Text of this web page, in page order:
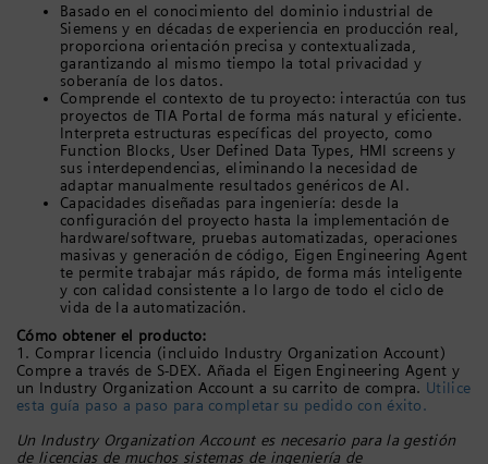
Basado en el conocimiento del dominio industrial de
Siemens y en décadas de experiencia en producción real,
proporciona orientación precisa y contextualizada,
garantizando al mismo tiempo la total privacidad y
soberanía de los datos.
Comprende el contexto de tu proyecto: interactúa con tus
proyectos de TIA Portal de forma más natural y eficiente.
Interpreta estructuras específicas del proyecto, como
Function Blocks, User Defined Data Types, HMI screens y
sus interdependencias, eliminando la necesidad de
adaptar manualmente resultados genéricos de AI.
Capacidades diseñadas para ingeniería: desde la
configuración del proyecto hasta la implementación de
hardware/software, pruebas automatizadas, operaciones
masivas y generación de código, Eigen Engineering Agent
te permite trabajar más rápido, de forma más inteligente
y con calidad consistente a lo largo de todo el ciclo de
vida de la automatización.
Cómo obtener el producto:
1. Comprar licencia (incluido Industry Organization Account)
Compre a través de S-DEX. Añada el Eigen Engineering Agent y
un Industry Organization Account a su carrito de compra. Utilice
esta guía paso a paso para completar su pedido con éxito.
Un Industry Organization Account es necesario para la gestión
de licencias de muchos sistemas de ingeniería de